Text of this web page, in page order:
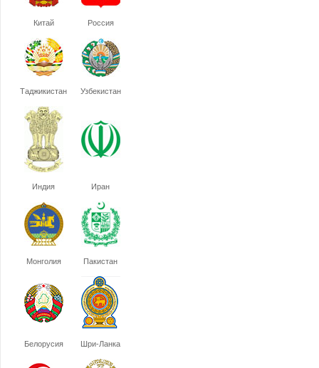
Китай Россия
Таджикистан Узбекистан
Индия Иран
Монголия Пакистан
Белорусия Шри-Ланка